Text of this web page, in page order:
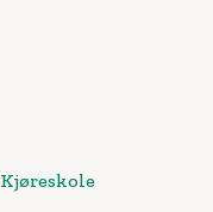
Kjøreskole